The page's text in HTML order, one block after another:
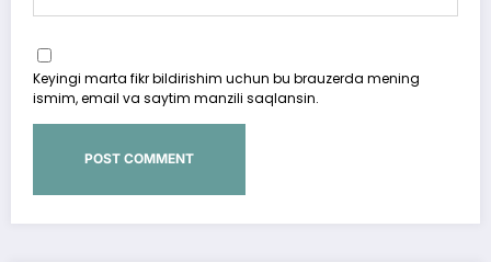
Keyingi marta fikr bildirishim uchun bu brauzerda mening
ismim, email va saytim manzili saqlansin.